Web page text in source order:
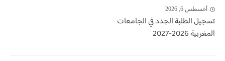
أغسطس 6, 2026
تسجيل الطلبة الجدد في الجامعات
المغربية 2026-2027